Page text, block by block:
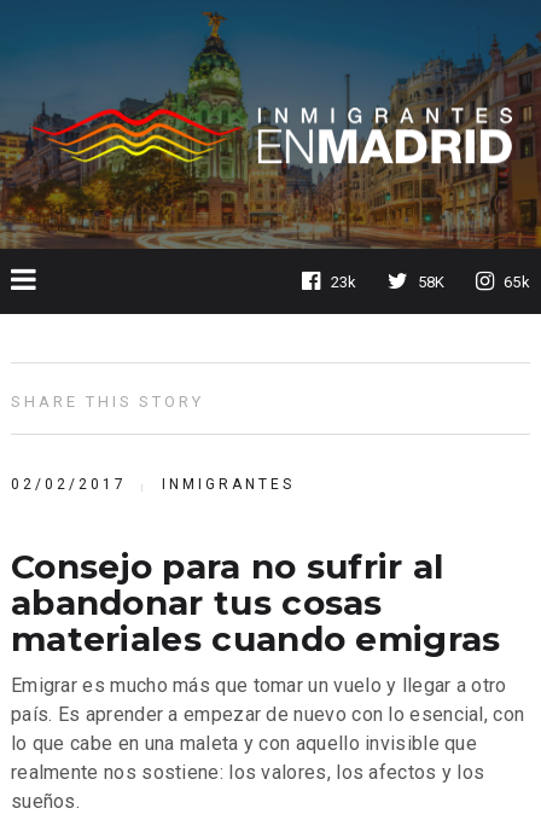
23k 58K 65k
SHARE THIS STORY
02/02/2017 INMIGRANTES
Consejo para no sufrir al
abandonar tus cosas
materiales cuando emigras
Emigrar es mucho más que tomar un vuelo y llegar a otro
país. Es aprender a empezar de nuevo con lo esencial, con
lo que cabe en una maleta y con aquello invisible que
realmente nos sostiene: los valores, los afectos y los
sueños.